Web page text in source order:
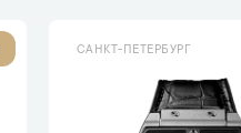
САНКТ-ПЕТЕРБУРГ